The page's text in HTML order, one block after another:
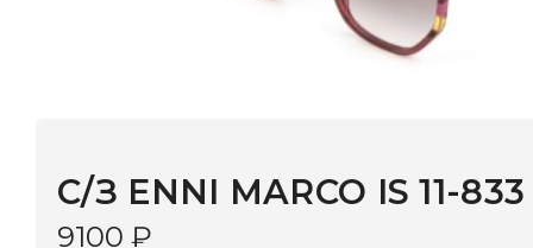
В наличии в 9 салонах Иркутска и Шелехова |